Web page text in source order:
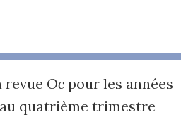
revue Oc pour les années
au quatrième trimestre